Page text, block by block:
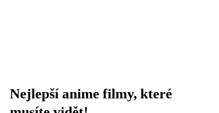
Nejlepší anime filmy, které